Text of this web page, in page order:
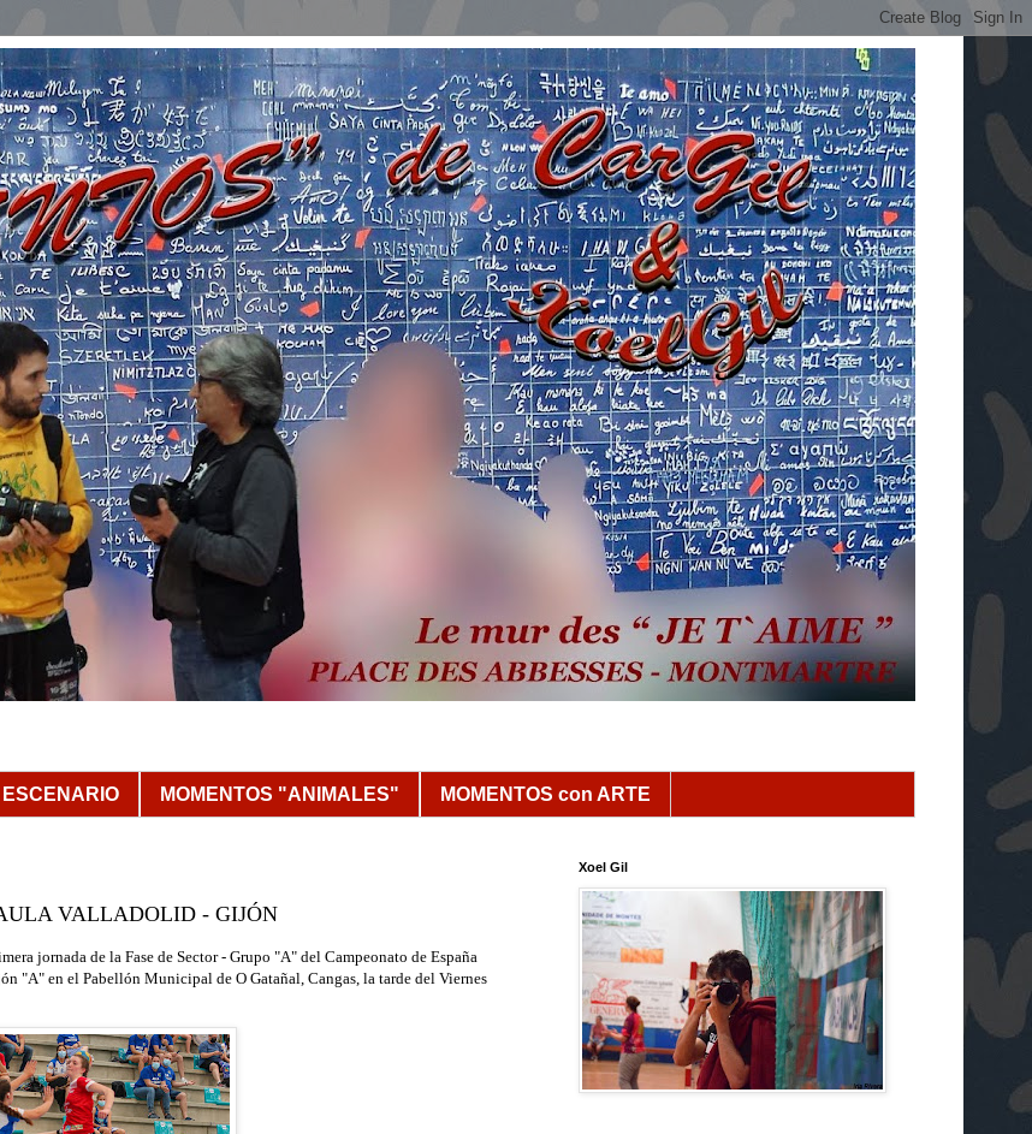
ESCENARIO MOMENTOS "ANIMALES" MOMENTOS con ARTE
VALLADOLID - GIJÓN
jornada de la Fase de Sector - Grupo "A" del Campeonato de España
"A" en el Pabellón Municipal de O Gatañal, Cangas, la tarde del Viernes
Xoel Gil